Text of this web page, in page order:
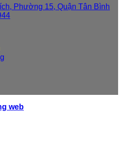
Phường 15, Quận Tân Bình
web